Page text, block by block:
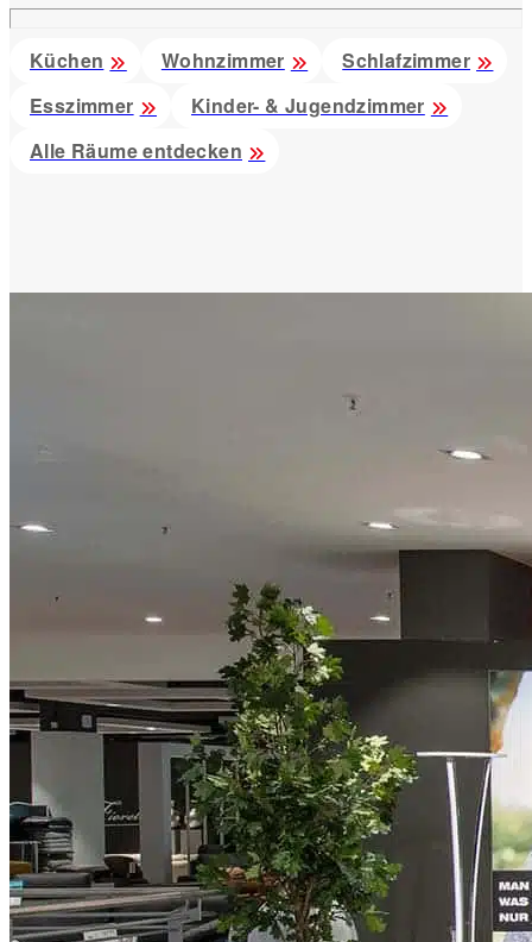
Küchen Wohnzimmer
Schlafzimmer
Esszimmer
Kinder- & Jugendzimmer
Alle Räume entdecken